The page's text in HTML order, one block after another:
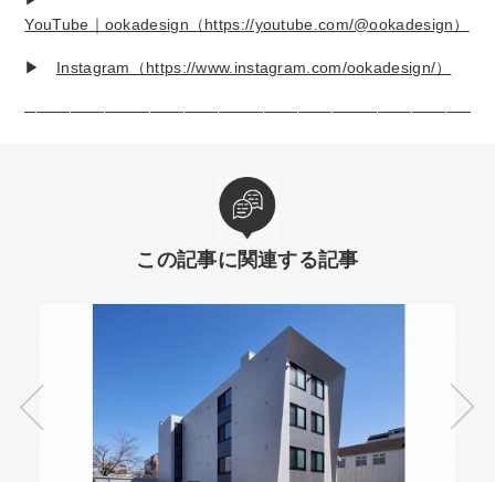
YouTube｜ookadesign（https://youtube.com/@ookadesign）
▶ Instagram（https://www.instagram.com/ookadesign/）
この記事に関連する記事